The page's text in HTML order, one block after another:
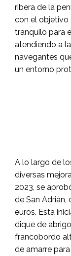
ribera de la
con el objetivo
tranquilo para
atendiendo a
navegantes
un entorno
A lo largo de
diversas
2023, se
de San Adrián,
euros. Esta
dique de
francobordo
de amarre